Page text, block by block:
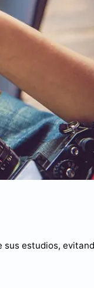
sus estudios,